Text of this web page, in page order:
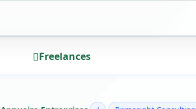
Freelances